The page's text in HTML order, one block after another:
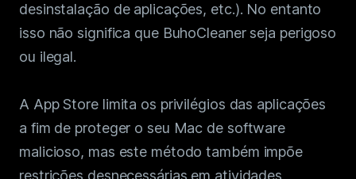
desinstalação de aplicações, etc.). No entanto
isso não significa que BuhoCleaner seja perigoso
ou ilegal.
A App Store limita os privilégios das aplicações
a fim de proteger o seu Mac de software
malicioso, mas este método também impõe
restrições desnecessárias em atividades